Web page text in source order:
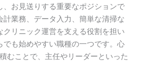
お見送りする重要なポジションで
業務、データ入力、簡単な清掃な
リニック運営を支える役割を担い
も始めやすい職種の一つです。心
むことで、主任やリーダーといった